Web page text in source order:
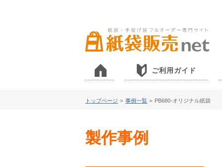
ご利用ガイド
トップページ > 事例一覧 > PB680-オリジナル紙袋
製作事例